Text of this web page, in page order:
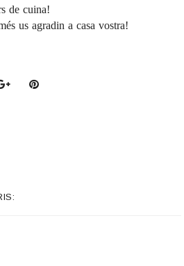
de cuina!
us agradin a casa vostra!